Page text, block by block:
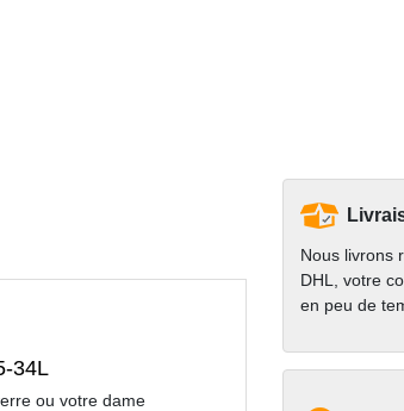
34L
ou votre dame
Nous livrons
DHL, votre
en peu de